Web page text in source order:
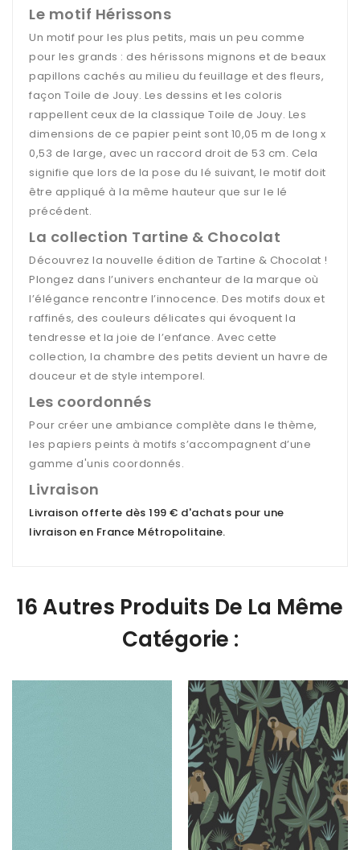
Le motif Hérissons
Un motif pour les plus petits, mais un peu comme
pour les grands : des hérissons mignons et de beaux
papillons cachés au milieu du feuillage et des fleurs,
façon Toile de Jouy. Les dessins et les coloris
rappellent ceux de la classique Toile de Jouy. Les
dimensions de ce papier peint sont 10,05 m de long x
0,53 de large, avec un raccord droit de 53 cm. Cela
signifie que lors de la pose du lé suivant, le motif doit
être appliqué à la même hauteur que sur le lé
précédent.
La collection Tartine & Chocolat
Découvrez la nouvelle édition de Tartine & Chocolat !
Plongez dans l’univers enchanteur de la marque où
l’élégance rencontre l’innocence. Des motifs doux et
raffinés, des couleurs délicates qui évoquent la
tendresse et la joie de l’enfance. Avec cette
collection, la chambre des petits devient un havre de
douceur et de style intemporel.
Les coordonnés
Pour créer une ambiance complète dans le thème,
les papiers peints à motifs s’accompagnent d’une
gamme d'unis coordonnés.
Livraison
Livraison offerte dès 199 € d'achats pour une
livraison en France Métropolitaine.
16 Autres Produits De La Même
Catégorie :